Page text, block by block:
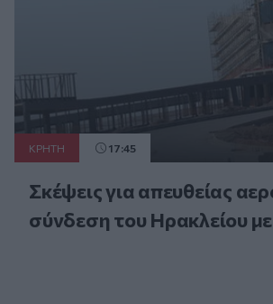
ΚΡΗΤΗ 17:45
Σκέψεις για απευθείας
σύνδεση του Ηρακλείου με